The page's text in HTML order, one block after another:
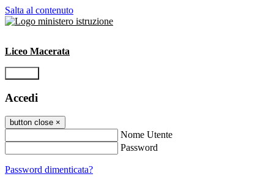
Salta al contenuto
Liceo Macerata
Accedi
button close ×
Nome Utente
Password
Password dimenticata?